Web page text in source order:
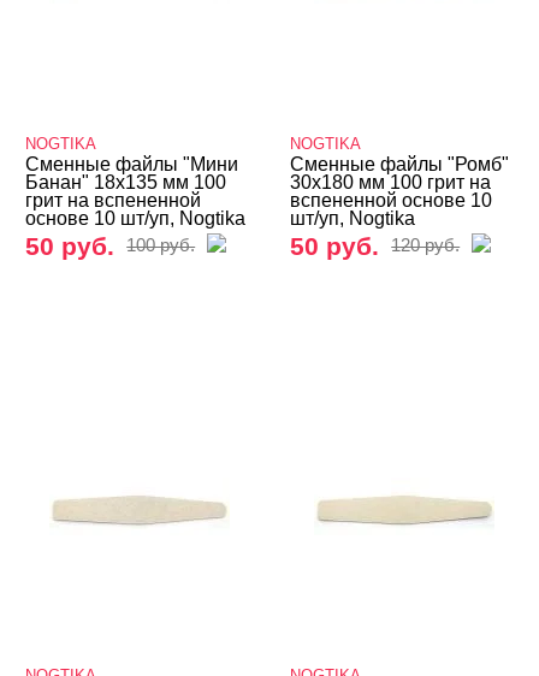
NOGTIKA
Сменные файлы "Мини
Банан" 18х135 мм 100
грит на вспененной
основе 10 шт/уп, Nogtika
50 руб. 100 руб.
NOGTIKA
Сменные файлы "Ромб"
30х180 мм 100 грит на
вспененной основе 10
шт/уп, Nogtika
50 руб. 120 руб.